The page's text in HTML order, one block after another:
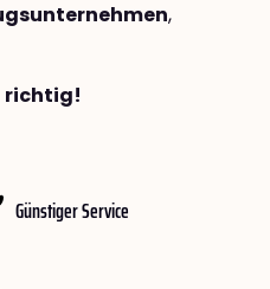
,
richtig!
Günstiger Service